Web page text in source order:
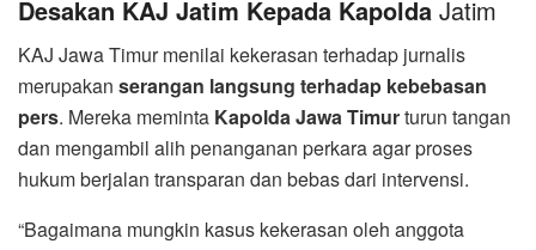
Desakan KAJ Jatim Kepada Kapolda Jatim
KAJ Jawa Timur menilai kekerasan terhadap jurnalis
merupakan serangan langsung terhadap kebebasan
pers. Mereka meminta Kapolda Jawa Timurturun tangan
dan mengambil alih penanganan perkara agar proses
hukum berjalan transparan dan bebas dari intervensi.
“Bagaimana mungkin kasus kekerasan oleh anggota